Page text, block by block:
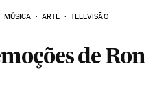
MÚSICA ARTE TELEVISÃO
de Ron